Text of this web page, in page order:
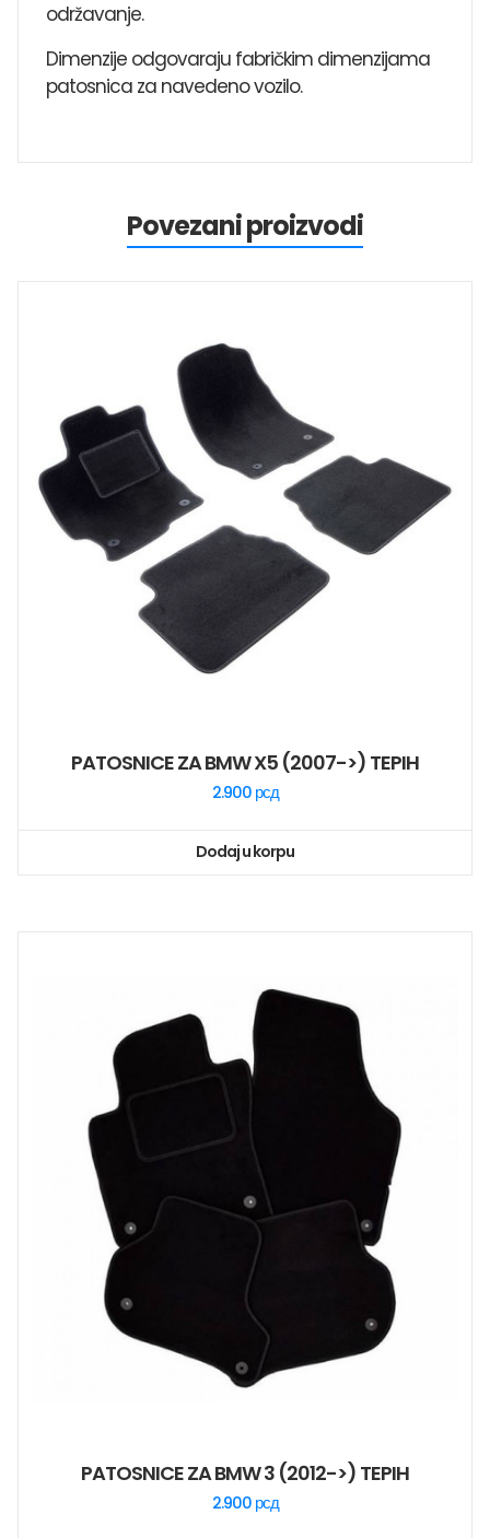
održavanje.
Dimenzije odgovaraju fabričkim dimenzijama
patosnica za navedeno vozilo.
Povezani proizvodi
PATOSNICE ZA BMW X5 (2007->) TEPIH
2.900 рсд
Dodaj u korpu
PATOSNICE ZA BMW 3 (2012->) TEPIH
2.900 рсд